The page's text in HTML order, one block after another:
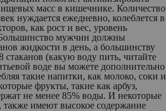
масс в кишечнике. Количество
нуждается ежедневно, колеблется в
как рост и вес, уровень
мужчин должны
жидкости в день, а большинству
стаканов (какую воду пить, читайте
воде вы можете дополнительно
такие напитки, как молоко, соки и
фрукты, такие как арбуз,
не менее 85% воды. И некоторые
имеют высокое содержание